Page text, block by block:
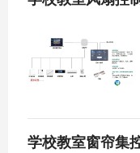
学校教室窗帘集